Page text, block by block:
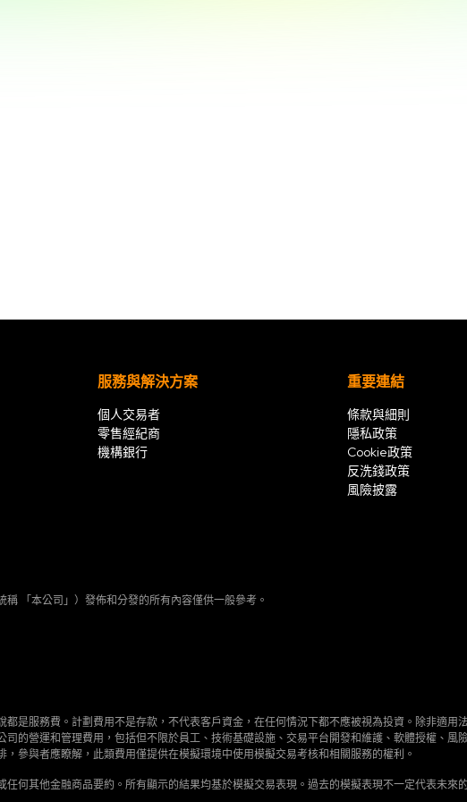
服務與解決方案
個人交易者
零售經紀商
機構銀行
重要連結
條款與細則
隱私政策
Cookie政策
反洗錢政策
風險披露
「本公司」）發佈和分發的所有內容僅供一般參考。
是服務費。計劃費用不是存款，不代表客戶資金，在任何情況下都不應被視為投資。除非適用
的營運和管理費用，包括但不限於員工、技術基礎設施、交易平台開發和維護、軟體授權、風
參與者應瞭解，此類費用僅提供在模擬環境中使用模擬交易考核和相關服務的權利。
何其他金融商品要約。所有顯示的結果均基於模擬交易表現。過去的模擬表現不一定代表未來